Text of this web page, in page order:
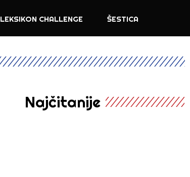
LEKSIKON CHALLENGE ŠESTICA
Najčitanije